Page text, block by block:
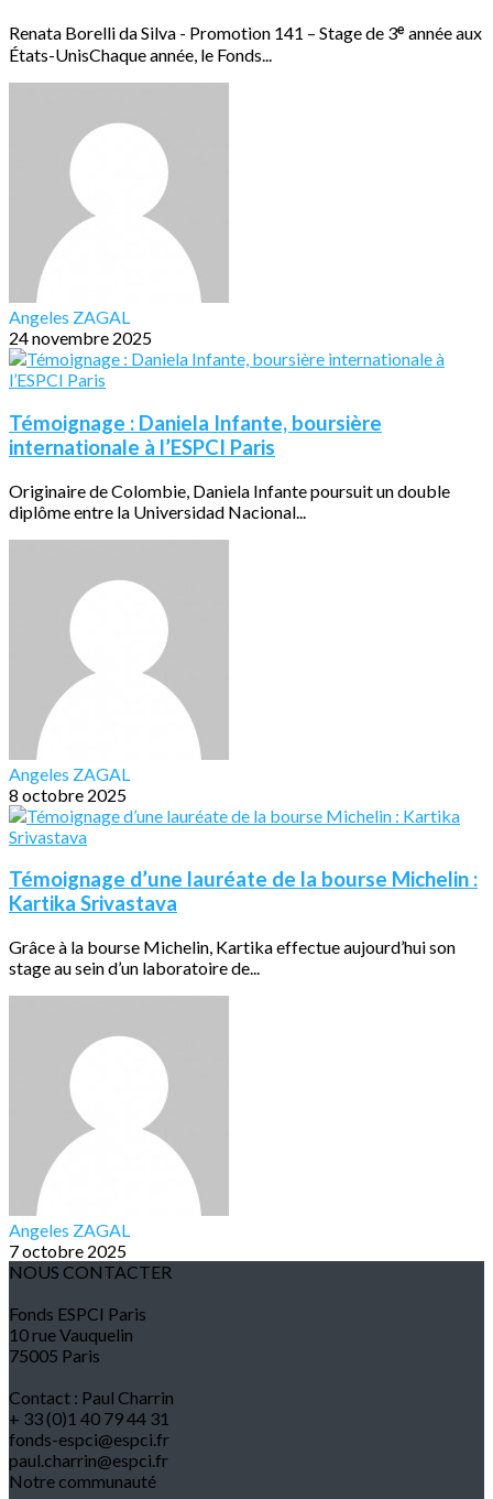
Renata Borelli da Silva - Promotion 141 – Stage de 3ᵉ année aux
États-UnisChaque année, le Fonds...
Angeles ZAGAL
24 novembre 2025
Témoignage : Daniela Infante, boursière
internationale à l’ESPCI Paris
Originaire de Colombie, Daniela Infante poursuit un double
diplôme entre la Universidad Nacional...
Angeles ZAGAL
8 octobre 2025
Témoignage d’une lauréate de la bourse Michelin :
Kartika Srivastava
Grâce à la bourse Michelin, Kartika effectue aujourd’hui son
stage au sein d’un laboratoire de...
Angeles ZAGAL
7 octobre 2025
NOUS CONTACTER
Fonds ESPCI Paris
10 rue Vauquelin
75005 Paris
Contact : Paul Charrin
+ 33 (0)1 40 79 44 31
fonds-espci@espci.fr
paul.charrin@espci.fr
Notre communauté